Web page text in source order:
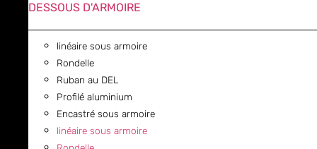
DESSOUS D'ARMOIRE
linéaire sous armoire
Rondelle
Ruban au DEL
Profilé aluminium
Encastré sous armoire
linéaire sous armoire